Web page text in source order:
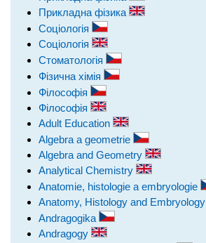
Прикладна фізика
Соціологія
Соціологія
Стоматологія
Фізична хімія
Філософія
Філософія
Adult Education
Algebra a geometrie
Algebra and Geometry
Analytical Chemistry
Anatomie, histologie a embryologie
Anatomy, Histology and Embryology
Andragogika
Andragogy